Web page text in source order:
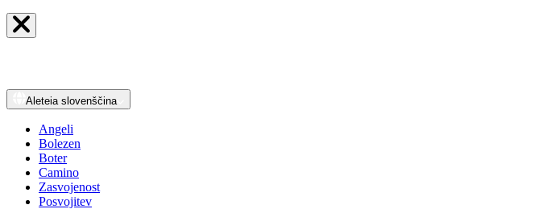
Aleteia slovenščina
Angeli
Bolezen
Boter
Camino
Zasvojenost
Posvojitev